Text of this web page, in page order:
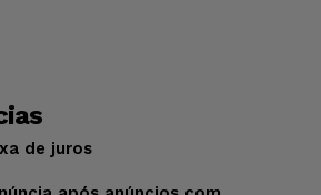
de juros